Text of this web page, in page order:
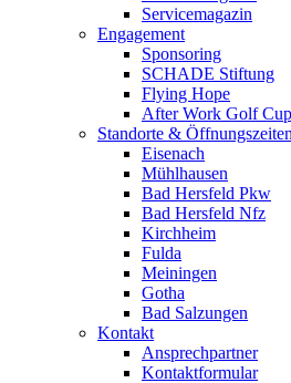
Servicemagazin
Engagement
Sponsoring
SCHADE Stiftung
Flying Hope
After Work Golf Cup
Standorte & Öffnungszeiten
Eisenach
Mühlhausen
Bad Hersfeld Pkw
Bad Hersfeld Nfz
Kirchheim
Fulda
Meiningen
Gotha
Bad Salzungen
Kontakt
Ansprechpartner
Kontaktformular